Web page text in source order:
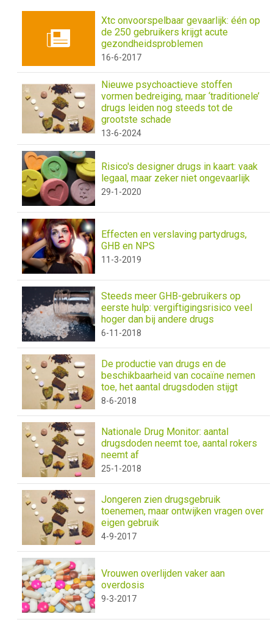
Xtc onvoorspelbaar gevaarlijk: één op
de 250 gebruikers krijgt acute
gezondheidsproblemen
16-6-2017
Nieuwe psychoactieve stoffen
vormen bedreiging, maar ‘traditionele’
drugs leiden nog steeds tot de
grootste schade
13-6-2024
Risico's designer drugs in kaart: vaak
legaal, maar zeker niet ongevaarlijk
29-1-2020
Effecten en verslaving partydrugs,
GHB en NPS
11-3-2019
Steeds meer GHB-gebruikers op
eerste hulp: vergiftigingsrisico veel
hoger dan bij andere drugs
6-11-2018
De productie van drugs en de
beschikbaarheid van cocaïne nemen
toe, het aantal drugsdoden stijgt
8-6-2018
Nationale Drug Monitor: aantal
drugsdoden neemt toe, aantal rokers
neemt af
25-1-2018
Jongeren zien drugsgebruik
toenemen, maar ontwijken vragen over
eigen gebruik
4-9-2017
Vrouwen overlijden vaker aan
overdosis
9-3-2017